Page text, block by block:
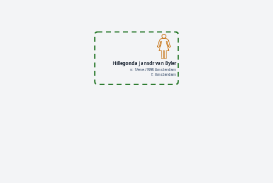
Hillegonda Jansdr van Byler
n: 1/ene./1598 Amsterdam
f: Amsterdam